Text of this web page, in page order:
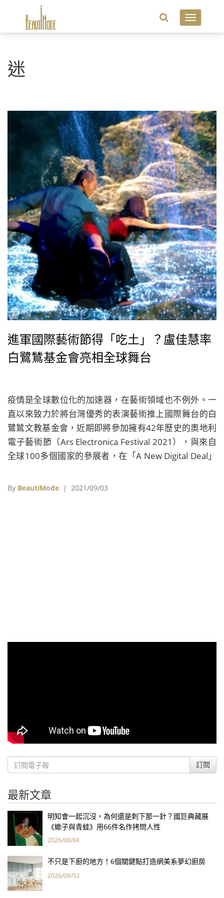
Toggle
迷
進軍國際藝術節得「吃土」？盧佳慧率
白鷺鷥基金會亮相全球舞台
疫情是全球數位化的加速器，在藝術領域也不例外。一
直以來致力於將台灣優秀的表演藝術推上國際舞台的白
鷺鷥文教基金會，近期即將參加擁有42年歷史的奧地利
電子藝術節（Ars Electronica Festival 2021），與來自
全球100多個國家的參展者，在「A New Digital Deal」
請全球觀眾透過網路，進入每個國家獨立無二的數位花
By BeautiMode | 2021/09/03
訂閱
最新文章
明知會一起沉沒，為何還是刺下那一針？國巨典藏展
《蠍子與青蛙》用66件名作拷問人性
2026/08/04
不只是下廚的地方！6個關鍵點打造網美系夢幻廚房
2026/08/03